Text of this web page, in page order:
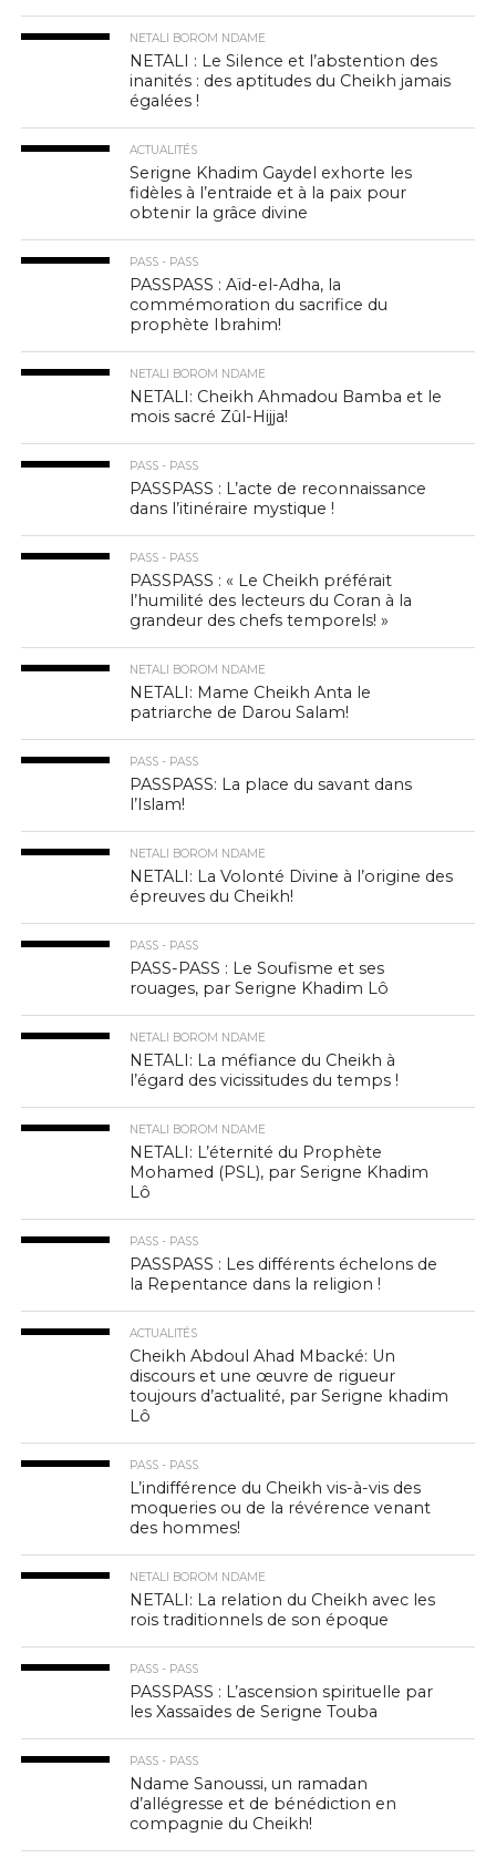
NETALI BOROM NDAME
NETALI : Le Silence et l’abstention des
inanités : des aptitudes du Cheikh jamais
égalées !
ACTUALITÉS
Serigne Khadim Gaydel exhorte les
fidèles à l’entraide et à la paix pour
obtenir la grâce divine
PASS - PASS
PASSPASS : Aïd-el-Adha, la
commémoration du sacrifice du
prophète Ibrahim!
NETALI BOROM NDAME
NETALI: Cheikh Ahmadou Bamba et le
mois sacré Zûl-Hijja!
PASS - PASS
PASSPASS : L’acte de reconnaissance
dans l’itinéraire mystique !
PASS - PASS
PASSPASS : « Le Cheikh préférait
l’humilité des lecteurs du Coran à la
grandeur des chefs temporels! »
NETALI BOROM NDAME
NETALI: Mame Cheikh Anta le
patriarche de Darou Salam!
PASS - PASS
PASSPASS: La place du savant dans
l’Islam!
NETALI BOROM NDAME
NETALI: La Volonté Divine à l’origine des
épreuves du Cheikh!
PASS - PASS
PASS-PASS : Le Soufisme et ses
rouages, par Serigne Khadim Lô
NETALI BOROM NDAME
NETALI: La méfiance du Cheikh à
l’égard des vicissitudes du temps !
NETALI BOROM NDAME
NETALI: L’éternité du Prophète
Mohamed (PSL), par Serigne Khadim
Lô
PASS - PASS
PASSPASS : Les différents échelons de
la Repentance dans la religion !
ACTUALITÉS
Cheikh Abdoul Ahad Mbacké: Un
discours et une œuvre de rigueur
toujours d’actualité, par Serigne khadim
Lô
PASS - PASS
L’indifférence du Cheikh vis-à-vis des
moqueries ou de la révérence venant
des hommes!
NETALI BOROM NDAME
NETALI: La relation du Cheikh avec les
rois traditionnels de son époque
PASS - PASS
PASSPASS : L’ascension spirituelle par
les Xassaïdes de Serigne Touba
PASS - PASS
Ndame Sanoussi, un ramadan
d’allégresse et de bénédiction en
compagnie du Cheikh!